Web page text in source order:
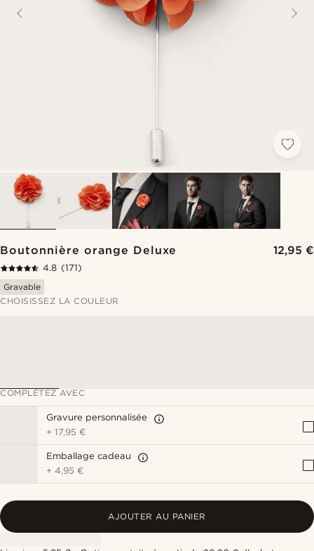
Boutonnière orange Deluxe 12,95 €
4.8 (171)
Gravable
CHOISISSEZ LA COULEUR
COMPLÉTEZ AVEC
Gravure personnalisée
+17,95 €
Emballage cadeau
+4,95 €
AJOUTER AU PANIER